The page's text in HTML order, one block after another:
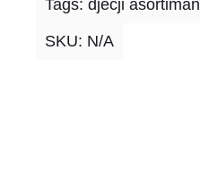
Tags: dječji asortiman
SKU: N/A